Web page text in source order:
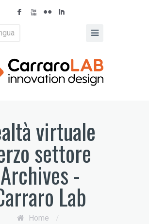
F X N I
virtuale
settore
Archives -
Lab
Home
/